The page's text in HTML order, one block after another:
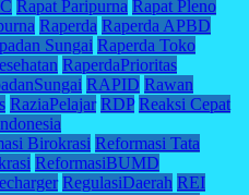
Rapat Paripurna Rapat Pleno
Raperda Raperda APBD
Sungai Raperda Toko
RaperdaPrioritas
RAPID Rawan
RaziaPelajar RDP Reaksi Cepat
Birokrasi Reformasi Tata
ReformasiBUMD
RegulasiDaerah REI